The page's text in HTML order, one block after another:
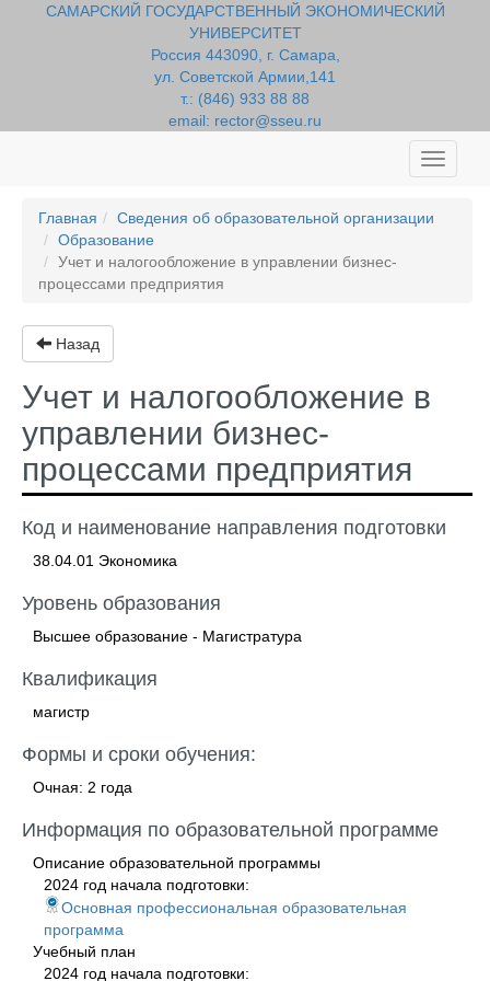
САМАРСКИЙ ГОСУДАРСТВЕННЫЙ ЭКОНОМИЧЕСКИЙ
УНИВЕРСИТЕТ
Россия 443090, г. Самара,
ул. Советской Армии,141
т.: (846) 933 88 88
email: rector@sseu.ru
Toggle
Главная
Сведения об образовательной организации
Образование
Учет и налогообложение в управлении бизнес-
процессами предприятия
Назад
Учет и налогообложение в
управлении бизнес-
процессами предприятия
Код и наименование направления подготовки
38.04.01 Экономика
Уровень образования
Высшее образование - Магистратура
Квалификация
магистр
Формы и сроки обучения:
Очная: 2 года
Информация по образовательной программе
Описание образовательной программы
2024 год начала подготовки:
Основная профессиональная образовательная
программа
Учебный план
2024 год начала подготовки: